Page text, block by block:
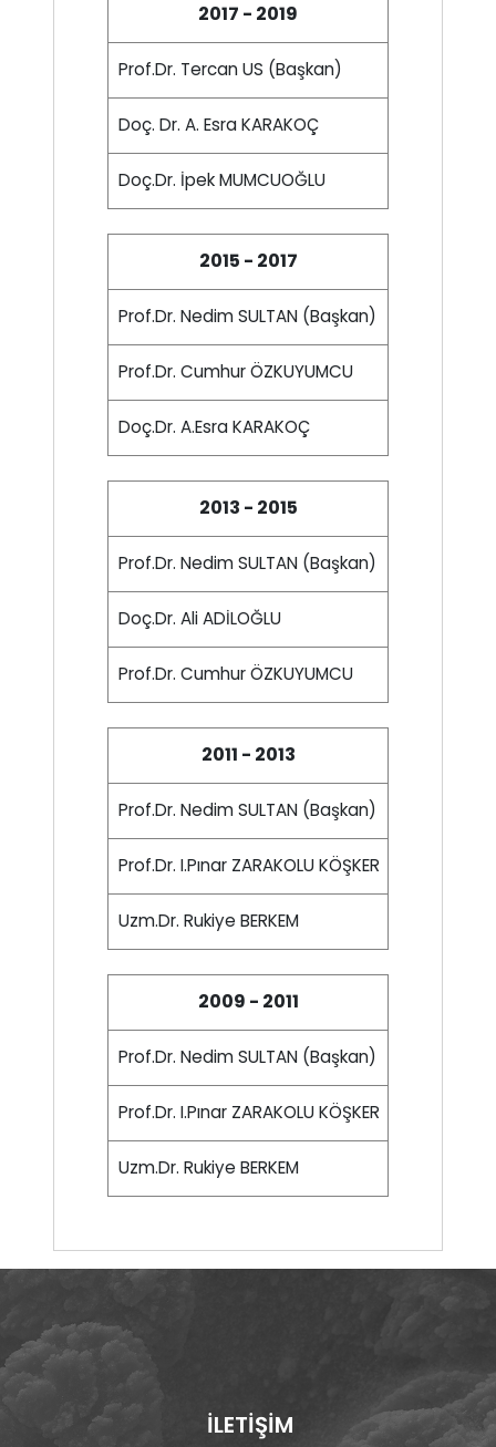
2017 - 2019
Prof.Dr. Tercan US (Başkan)
Doç. Dr. A. Esra KARAKOÇ
Doç.Dr. İpek MUMCUOĞLU
2015 - 2017
Prof.Dr. Nedim SULTAN (Başkan)
Prof.Dr. Cumhur ÖZKUYUMCU
Doç.Dr. A.Esra KARAKOÇ
2013 - 2015
Prof.Dr. Nedim SULTAN (Başkan)
Doç.Dr. Ali ADİLOĞLU
Prof.Dr. Cumhur ÖZKUYUMCU
2011 - 2013
Prof.Dr. Nedim SULTAN (Başkan)
Prof.Dr. I.Pınar ZARAKOLU KÖŞKER
Uzm.Dr. Rukiye BERKEM
2009 - 2011
Prof.Dr. Nedim SULTAN (Başkan)
Prof.Dr. I.Pınar ZARAKOLU KÖŞKER
Uzm.Dr. Rukiye BERKEM
İLETİŞİM